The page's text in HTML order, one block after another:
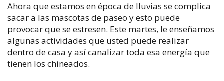
Ahora que estamos en época de lluvias se complica
sacar a las mascotas de paseo y esto puede
provocar que se estresen. Este martes, le enseñamos
algunas actividades que usted puede realizar
dentro de casa y así canalizar toda esa energía que
tienen los chineados.